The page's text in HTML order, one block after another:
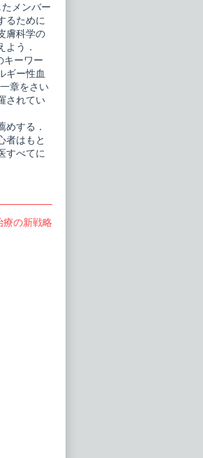
メンバー
るために
膚科学の
う．
キーワー
ギー性血
章をさい
されてい
する．
者はもと
すべてに
の新戦略